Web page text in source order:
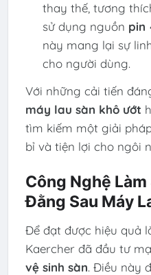
thay thế, tương
sử dụng nguồn pin
này mang lại sự
cho người dùng.
Với những cải tiến
máy lau sàn khô ướt
tìm kiếm một giải
bỉ và tiện lợi cho ngôi
Công Nghệ
Đằng Sau Máy
Để đạt được hiệu quả
Kaercher đã đầu tư
vệ sinh sàn. Điều này